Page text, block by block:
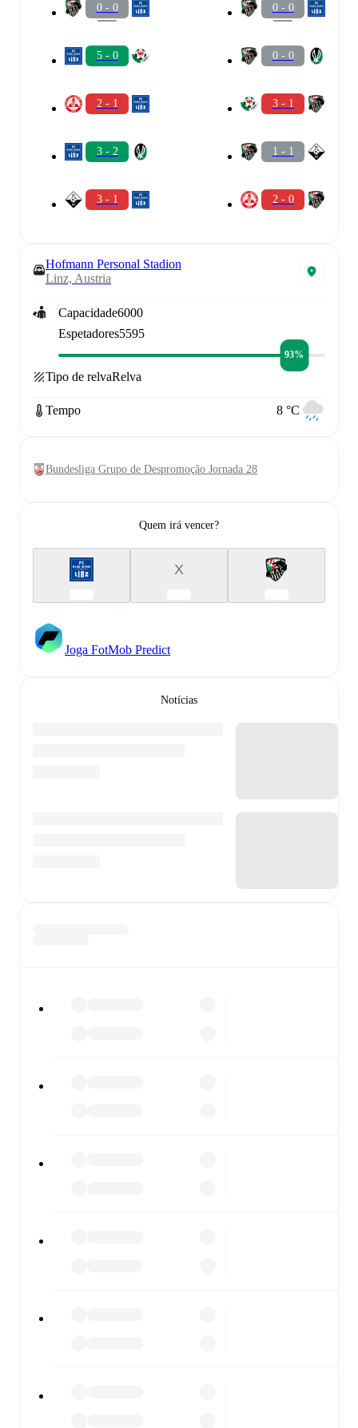
0 - 0
5 - 0
2 - 1
3 - 2
3 - 1
0 - 0
0 - 0
3 - 1
1 - 1
2 - 0
Hofmann Personal Stadion
Linz, Austria
Capacidade6000
Espetadores5595
93%
Tipo de relvaRelva
Tempo 8 °C
Bundesliga Grupo de Despromoção Jornada 28
Quem irá vencer?
X
Joga FotMob Predict
Notícias